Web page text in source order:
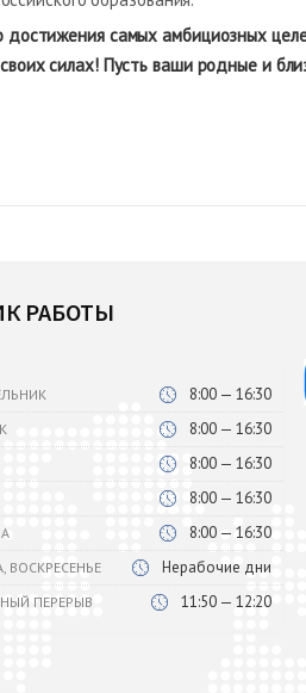
самых амбициозных
силах! Пусть ваши родные и
РАБОТЫ
8:00 — 16:30
8:00 — 16:30
8:00 — 16:30
8:00 — 16:30
8:00 — 16:30
ВОСКРЕСЕНЬЕ Нерабочие дни
ПЕРЕРЫВ 11:50 — 12:20